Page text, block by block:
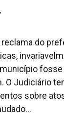
do
fosse
O Judiciário
sobre